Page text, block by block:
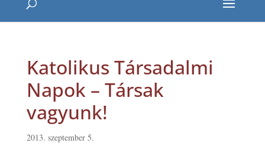
Katolikus Társadalmi
Napok – Társak
vagyunk!
2013. szeptember 5.